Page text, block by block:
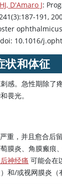
D'Amaro J:
191,
10.1016/
状和体征
感。急性期除了
畏光。
重，并且愈合后
膜炎、角膜瘢痕
神经痛 可能会在
和/或视网膜炎（